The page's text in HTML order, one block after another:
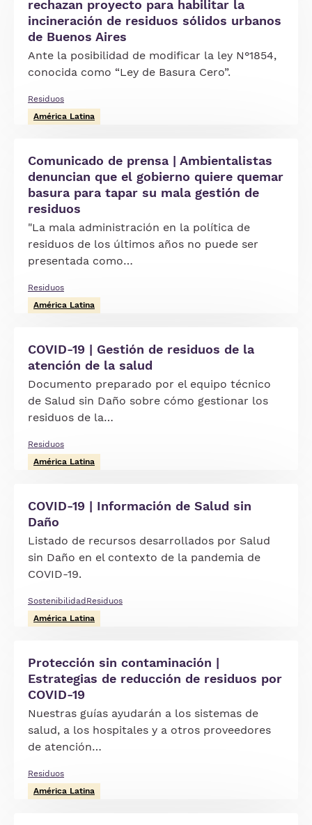
rechazan proyecto para habilitar la
incineración de residuos sólidos urbanos
de Buenos Aires
Ante la posibilidad de modificar la ley N°1854,
conocida como “Ley de Basura Cero”.
Residuos
América Latina
Comunicado de prensa | Ambientalistas
denuncian que el gobierno quiere quemar
basura para tapar su mala gestión de
residuos
"La mala administración en la política de
residuos de los últimos años no puede ser
presentada como…
Residuos
América Latina
COVID-19 | Gestión de residuos de la
atención de la salud
Documento preparado por el equipo técnico
de Salud sin Daño sobre cómo gestionar los
residuos de la…
Residuos
América Latina
COVID-19 | Información de Salud sin
Daño
Listado de recursos desarrollados por Salud
sin Daño en el contexto de la pandemia de
COVID-19.
Sostenibilidad Residuos
América Latina
Protección sin contaminación |
Estrategias de reducción de residuos por
COVID-19
Nuestras guías ayudarán a los sistemas de
salud, a los hospitales y a otros proveedores
de atención…
Residuos
América Latina